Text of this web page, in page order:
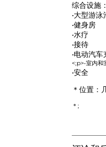
综合设施：
•大型游泳
•健身房
•水疗
•接待
•电动汽车
<;p>•室内和
•安全
＊位置：
＊;